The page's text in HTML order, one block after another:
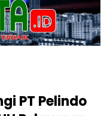
PT Pelindo